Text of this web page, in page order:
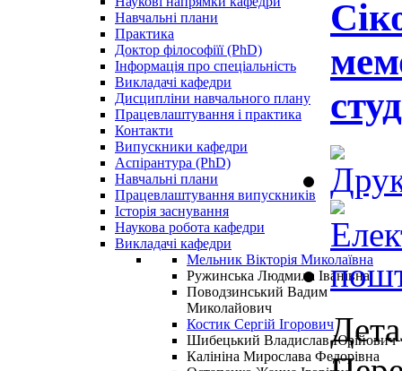
Навчальні плани
Практика
Доктор філософіїї (PhD)
Інформація про спеціальність
Викладачі кафедри
Дисципліни навчального плану
Працевлаштування і практика
Контакти
Випускники кафедри
Аспірантура (PhD)
Навчальні плани
Працевлаштування випускників
Історія заснування
Наукова робота кафедри
Викладачі кафедри
Мельник Вікторія Миколаївна
Ружинська Людмила Іванівна
Поводзинський Вадим
Миколайович
Костик Сергій Ігорович
Шибецький Владислав Юрійович
Калініна Мирослава Федорівна